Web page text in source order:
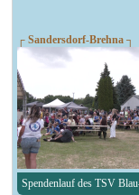
┌ Sandersdorf-Brehna ┐
Spendenlauf des TSV